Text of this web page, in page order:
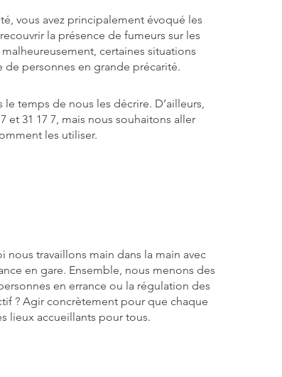
vous avez principalement évoqué les
la présence de fumeurs sur les
certaines situations
personnes en grande précarité.
temps de nous les décrire. D’ailleurs,
et 31 17 7, mais nous souhaitons aller
les utiliser.
nous travaillons main dans la main avec
en gare. Ensemble, nous menons des
en errance ou la régulation des
? Agir concrètement pour que chaque
lieux accueillants pour tous.